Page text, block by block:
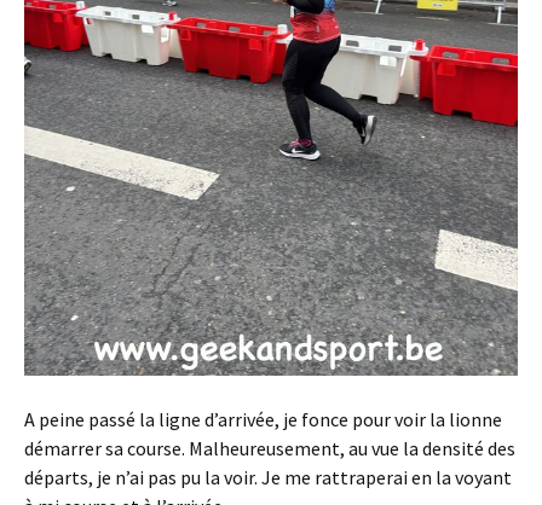
A peine passé la ligne d’arrivée, je fonce pour voir la lionne
démarrer sa course. Malheureusement, au vue la densité des
départs, je n’ai pas pu la voir. Je me rattraperai en la voyant